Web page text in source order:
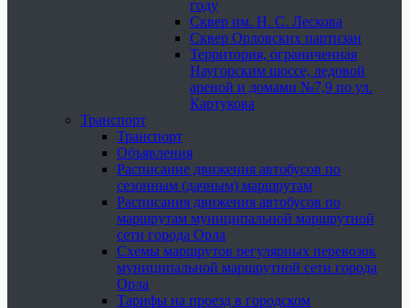
году
Сквер им. Н. С. Лескова
Сквер Орловских партизан
Территория, ограниченная
Наугорским шоссе, ледовой
ареной и домами №7,9 по ул.
Картукова
Транспорт
Транспорт
Объявления
Расписание движения автобусов по
сезонным (дачным) маршрутам
Расписания движения автобусов по
маршрутам муниципальной маршрутной
сети города Орла
Схемы маршрутов регулярных перевозок
муниципальной маршрутной сети города
Орла
Тарифы на проезд в городском